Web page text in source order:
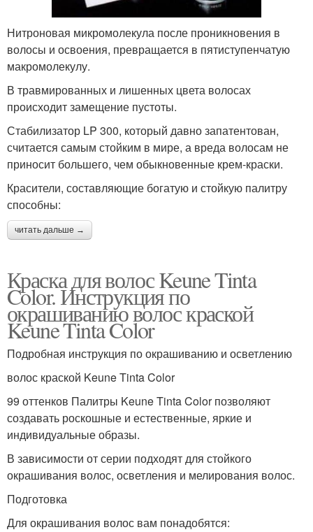
Нитроновая микромолекула после проникновения в
волосы и освоения, превращается в пятиступенчатую
макромолекулу.
В травмированных и лишенных цвета волосах
происходит замещение пустоты.
Стабилизатор LP 300, который давно запатентован,
считается самым стойким в мире, а вреда волосам не
приносит большего, чем обыкновенные крем-краски.
Красители, составляющие богатую и стойкую палитру
способны:
читать дальше →
Краска для волос Keune Tinta
Color. Инструкция по
окрашиванию волос краской
Keune Tinta Color
Подробная инструкция по окрашиванию и осветлению
волос краской Keune Tinta Color
99 оттенков Палитры Keune Tinta Color позволяют
создавать роскошные и естественные, яркие и
индивидуальные образы.
В зависимости от серии подходят для стойкого
окрашивания волос, осветления и мелирования волос.
Подготовка
Для окрашивания волос вам понадобятся: